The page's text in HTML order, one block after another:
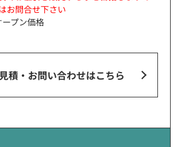
お問合せ下さい
ープン価格
積・お問い合わせはこちら